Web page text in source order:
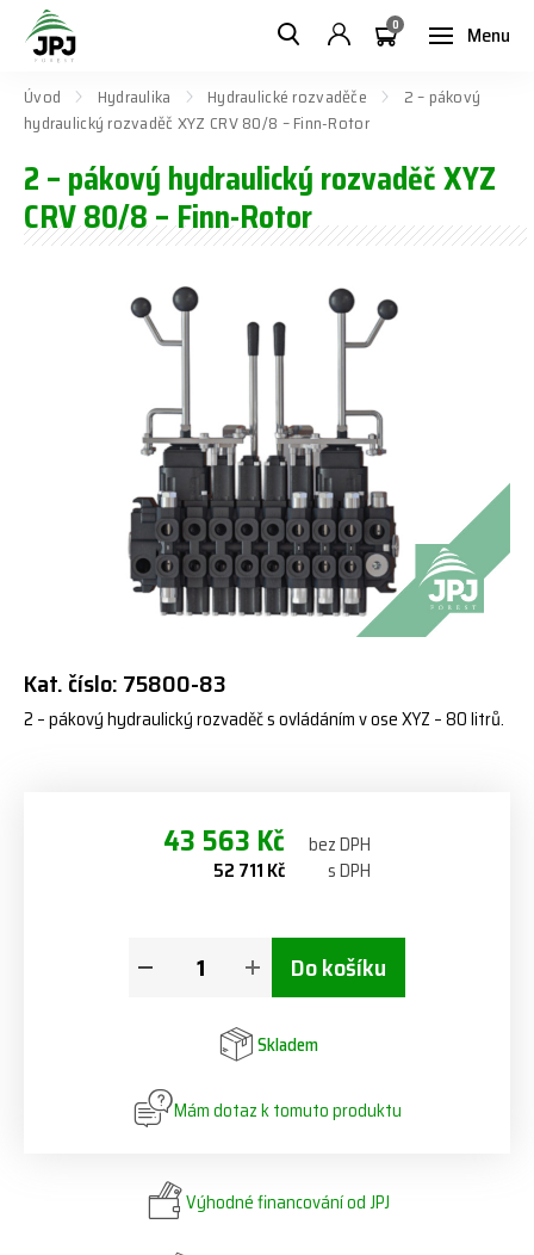
Menu
0
Úvod Hydraulika Hydraulické rozvaděče
2 – pákový
hydraulický rozvaděč XYZ CRV 80/8 – Finn-Rotor
2 – pákový hydraulický rozvaděč XYZ
CRV 80/8 – Finn-Rotor
Kat. číslo: 75800-83
2 – pákový hydraulický rozvaděč s ovládáním v ose XYZ – 80 litrů.
43 563 Kč bez DPH
52 711 Kč s DPH
Do košíku
Skladem
Mám dotaz k tomuto produktu
Výhodné financování od JPJ